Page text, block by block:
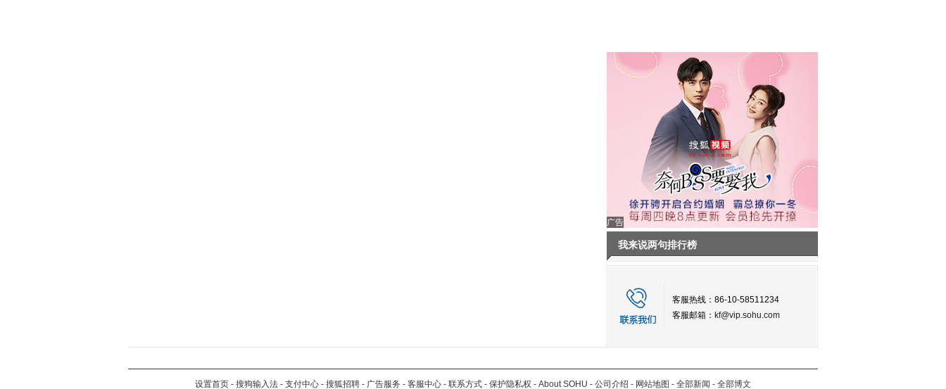
广告
我来说两句排行榜
客服热线：86-10-58511234
客服邮箱： kf@vip.sohu.com
设置首页 - 搜狗输入法 - 支付中心 - 搜狐招聘 - 广告服务 - 客服中心 - 联系方式 - 保护隐私权 - About SOHU - 公司介绍 - 网站地图 - 全部新闻 - 全部博文